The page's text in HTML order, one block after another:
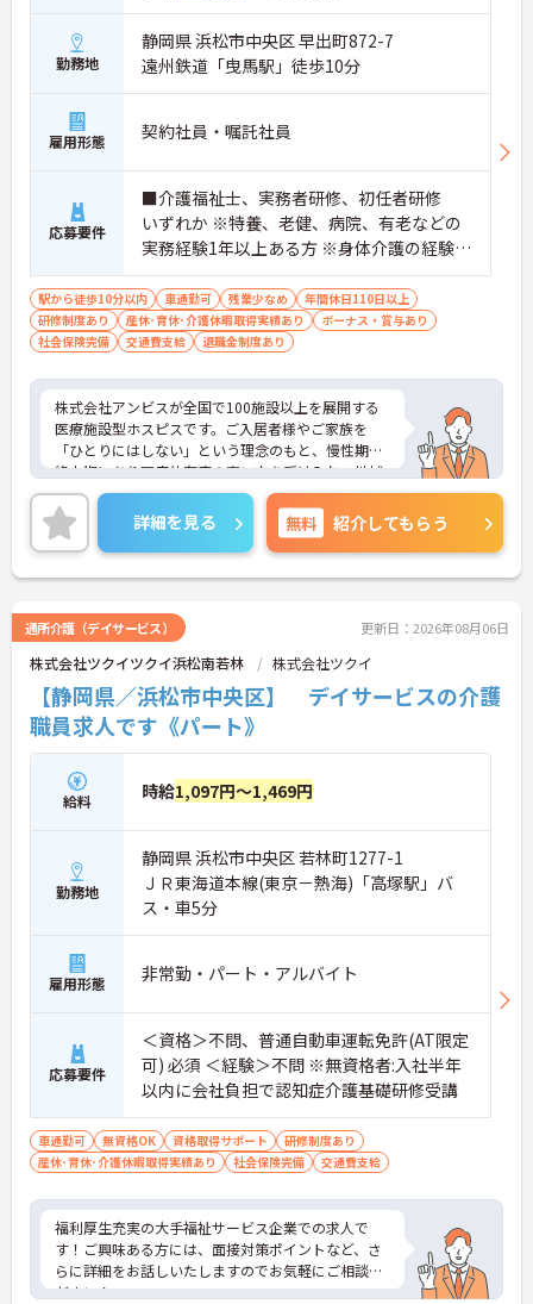
勤務地
静岡県 浜松市中央区 早出町872-7
遠州鉄道「曳馬駅」徒歩10分
雇用形態 契約社員・嘱託社員
応募要件
■介護福祉士、実務者研修、初任者研修
いずれか ※特養、老健、病院、有老などの
実務経験1年以上ある方 ※身体介護の経験年
以上ある方、機械浴の使用の経験のある方
歓迎
駅から徒歩10分以内 車通勤可 残業少なめ
年間休日110日以上
研修制度あり
産休･育休･介護休暇取得実績あり
ボーナス・賞与あり
社会保険完備
交通費支給 退職金制度あり
株式会社アンビスが全国で100施設以上を展開する
医療施設型ホスピスです。ご入居者様やご家族を
「ひとりにはしない」という理念のもと、慢性期や
終末期にあり医療依存度の高い方を受け入れ、地域
医療を支える社会的意義の高い事業を推進していま
す。現場には看護師が24時間常駐しています。急変
時の対応や医療行為は看護師が担当するため、初任
者研修や実務者研修の方も食事介助や入浴介助など
の生活を支えるケアに専念できる環境です。多職種
連携の体制がしっかりと整っています。働き方の面
では、夜勤明けの翌日が原則として公休となるほ
か、月平均の残業時間も5時間から7時間程度とかな
り少なめです。常勤スタッフの比率が90パーセント
を超えているため急な勤務変更が発生しにくく、あ
らかじめ決められた訪問予定表に沿って規則正しく
働けます。入職後は現場スタッフによるお一人おひ
とりに合わせた個別のOJT研修が実施されます。eラ
ーニングも導入されており、多職種と連携しながら
専門性を着実に深めていける環境が用意されていま
★おすすめPOINT★
＜個別ＯＪＴとチーム連携で着実に成長！＞
・入職後はお一人おひとりの習熟度に合わせた個別
のＯＪＴ研修を実施し、ｅラーニングを用いた学習
の機会も提供されます
・施設内には看護師が24時間常駐しており、急変時
・介護スタッフと看護スタッフの比率が1対1で相談
しやすく、初任者研修や実務者研修からでも着実に
専門性を高められます
＜残業月7時間以下で身体の負担を軽減！＞
・常勤で働くスタッフの比率が90パーセント以上と
高く、急なシフト変更や無理な長時間勤務が発生し
にくい人員体制です
・訪問スケジュールに沿って施設内でのケアを行う
ため、月平均の残業時間は5時間から7時間程度とか
なり少なめに抑えられます
・夜勤明けの翌日は原則としてお休みとなるシフト
編成が組まれており、しっかりと休息を取りながら
詳細を見る 無料 紹介してもらう
通所介護（デイサービス） 更新日：2026年08月06日
株式会社ツクイツクイ浜松南若林 株式会社ツクイ
【静岡県／浜松市中央区】 デイサービスの介護
職員求人です《パート》
給料 時給1,097円～1,469円
勤務地
静岡県 浜松市中央区 若林町1277-1
ＪＲ東海道本線(東京－熱海)「高塚駅」バ
ス・車5分
雇用形態 非常勤・パート・アルバイト
応募要件
＜資格＞不問、普通自動車運転免許(AT限定
可) 必須 ＜経験＞不問 ※無資格者:入社半年
以内に会社負担で認知症介護基礎研修受講
車通勤可 無資格OK 資格取得サポート
研修制度あり
産休･育休･介護休暇取得実績あり
社会保険完備 交通費支給
福利厚生充実の大手福祉サービス企業での求人で
す！ご興味ある方には、面接対策ポイントなど、さ
らに詳細をお話しいたしますのでお気軽にご相談く
ださい！